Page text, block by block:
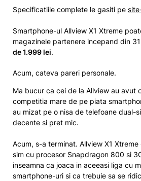
Specificatiile complete le gasiti pe
Smartphone-ul Allview X1 Xtreme
magazinele partenere incepand din
de 1.999 lei.
Acum, cateva pareri personale.
Ma bucur ca cei de la Allview au avut
competitia mare de pe piata
au mizat pe o nisa de telefoane dual-
decente si pret mic.
Acum, s-a terminat. Allview X1
sim cu procesor Snapdragon 800 si
inseamna ca joaca in aceeasi liga cu
smartphone-uri si ca trebuie sa se